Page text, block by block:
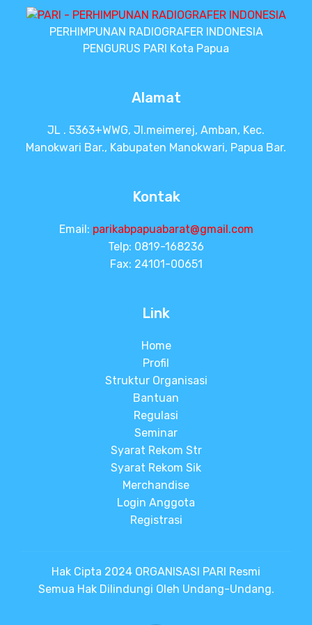
I
K
h
a
a
il
PERHIMPUNAN RADIOGRAFER INDONESIA
PENGURUS PARI Kota Papua
Alamat
JL . 5363+WWG, Jl.meimerej, Amban, Kec.
Manokwari Bar., Kabupaten Manokwari, Papua Bar.
Kontak
Email: parikabpapuabarat@gmail.com
Telp: 0819-168236
Fax: 24101-00651
Link
Home
Profil
Struktur Organisasi
Bantuan
Regulasi
Seminar
Syarat Rekom Str
Syarat Rekom Sik
Merchandise
Login Anggota
Registrasi
Hak Cipta 2024 ORGANISASI PARI Resmi
Semua Hak Dilindungi Oleh Undang-Undang.